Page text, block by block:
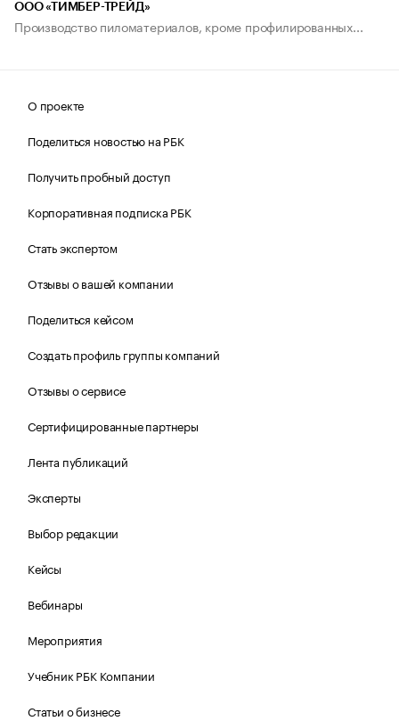
ООО «ТИМБЕР-ТРЕЙД»
Производство пиломатериалов, кроме профилированных...
О проекте
Поделиться новостью на РБК
Получить пробный доступ
Корпоративная подписка РБК
Стать экспертом
Отзывы о вашей компании
Поделиться кейсом
Создать профиль группы компаний
Отзывы о сервисе
Сертифицированные партнеры
Лента публикаций
Эксперты
Выбор редакции
Кейсы
Вебинары
Мероприятия
Учебник РБК Компании
Статьи о бизнесе